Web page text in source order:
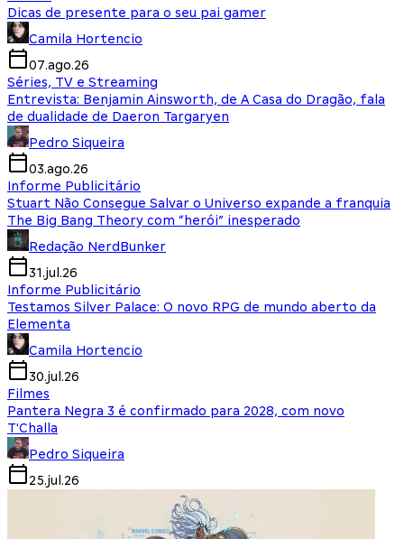
Dicas de presente para o seu pai gamer
Camila Hortencio
07.ago.26
Séries, TV e Streaming
Entrevista: Benjamin Ainsworth, de A Casa do Dragão, fala
de dualidade de Daeron Targaryen
Pedro Siqueira
03.ago.26
Informe Publicitário
Stuart Não Consegue Salvar o Universo expande a franquia
The Big Bang Theory com “herói” inesperado
Redação NerdBunker
31.jul.26
Informe Publicitário
Testamos Silver Palace: O novo RPG de mundo aberto da
Elementa
Camila Hortencio
30.jul.26
Filmes
Pantera Negra 3 é confirmado para 2028, com novo
T'Challa
Pedro Siqueira
25.jul.26